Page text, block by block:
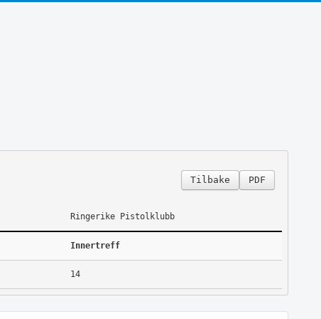
PDF
Tilbake
Ringerike Pistolklubb
Innertreff
14